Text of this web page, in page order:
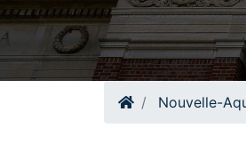
Nouvelle-